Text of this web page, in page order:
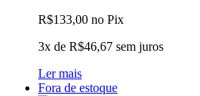
R$133,00 no Pix
3x de R$46,67 sem juros
Ler mais
Fora de estoque